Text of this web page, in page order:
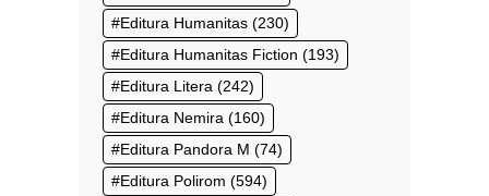
Editura Humanitas (230)
Editura Humanitas Fiction (193)
Editura Litera (242)
Editura Nemira (160)
Editura Pandora M (74)
Editura Polirom (594)